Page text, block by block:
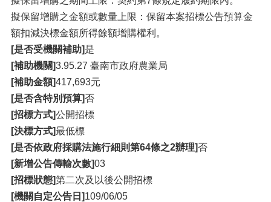
擬保留增購之金額或數量上限：保留本案招標公告預算金
額扣減決標金額所得餘額增購權利。
[是否受機關補助]是
[補助機關]3.95.27 臺南市政府農業局
[補助金額]417,693元
[是否含特別預算]否
[招標方式]公開招標
[決標方式]最低標
[是否依政府採購法施行細則第64條之2辦理]否
[新增公告傳輸次數]03
[招標狀態]第二次及以後公開招標
[機關自定公告日]109/06/05